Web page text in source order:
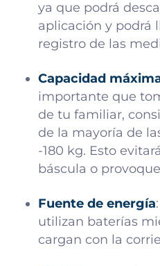
ya que podrá
aplicación y podrá
registro de las
Capacidad
importante que
de tu familiar,
de la mayoría de
-180 kg. Esto
báscula o
Fuente de energía
utilizan baterías
cargan con la